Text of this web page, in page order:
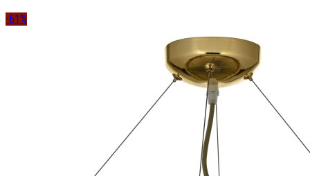
-61%